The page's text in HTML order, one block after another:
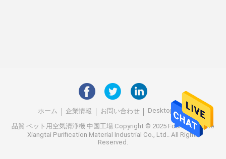
ホーム 企業情報 お問い合わせ Desktop Site
品質 ペット用空気清浄機 中国工場.Copyright © 2025 Foshan Shunde
Xiangtai Purification Material Industrial Co., Ltd.. All Rights
Reserved.